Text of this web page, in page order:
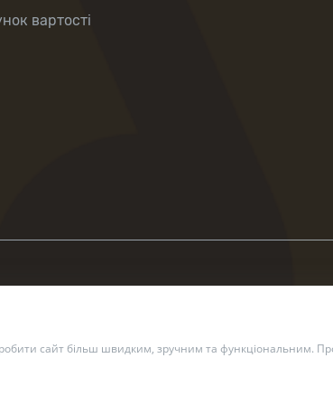
вартості
сайт більш швидким, зручним та функціональним.